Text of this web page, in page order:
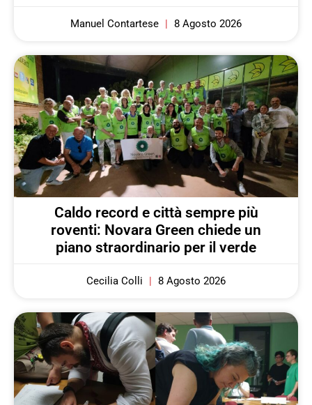
Manuel Contartese 8 Agosto 2026
Caldo record e città sempre più
roventi: Novara Green chiede un
piano straordinario per il verde
Cecilia Colli 8 Agosto 2026